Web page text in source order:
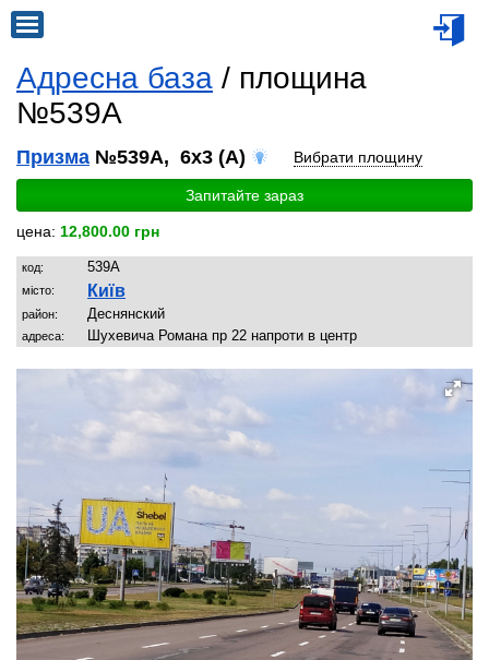
Адресна база / площина
№539A
Призма №539A, 6x3 (A) Вибрати площину
Запитайте зараз
цена: 12,800.00 грн
код: 539A
місто: Київ
район: Деснянский
адреса: Шухевича Романа пр 22 напроти в центр